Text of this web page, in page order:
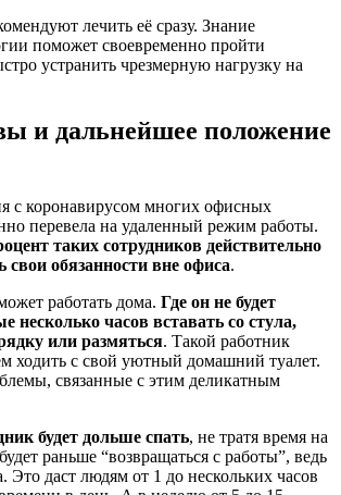
лечить её сразу. Знание
поможет своевременно пройти
устранить чрезмерную нагрузку на
и дальнейшее положение
с коронавирусом многих офисных
перевела на удаленный режим работы.
таких сотрудников действительно
обязанности вне офиса.
работать дома. Где он не будет
несколько часов вставать со стула,
или размяться. Такой работник
ходить с свой уютный домашний туалет.
связанные с этим деликатным
будет дольше спать, не тратя время на
раньше “возвращаться с работы”, ведь
Это даст людям от 1 до нескольких часов